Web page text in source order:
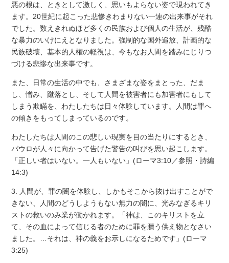
悪の根は、ときとして激しく、思いもよらない姿で現われてき
ます。20世紀に起こった悲惨きわまりない一連の出来事がそれ
でした。数えきれぬほど多くの民族および個人の生活が、残酷
な暴力のいけにえとなりました。強制的な国外追放、計画的な
民族破壊、基本的人権の軽視は、今もなお人間を踏みにじりつ
づける悲惨な出来事です。
また、日常の生活の中でも、さまざまな姿をまとった、だま
し、憎み、蹴落とし、そして人間を被害者にも加害者にもして
しまう欺瞞を、わたしたちは日々体験しています。人間は罪へ
の傾きをもってしまっているのです。
わたしたちは人間のこの悲しい現実を目の当たりにするとき、
パウロが人々に向かって告げた警告の叫びを思い起こします。
「正しい者はいない。一人もいない」(ローマ3:10／参照・詩編
14:3)
3. 人間が、罪の闇を体験し、しかもそこから抜け出すことがで
きない、人間のどうしようもない無力の闇に、光みなぎるキリ
ストの救いのみ業が働かれます。「神は、このキリストを立
て、その血によって信じる者のために罪を贖う供え物となさい
ました。…それは、神の義をお示しになるためです」(ローマ
3:25)